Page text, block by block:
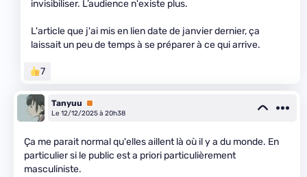
invisibiliser. L’audience n'existe plus.
L'article que j'ai mis en lien date de janvier dernier, ça
laissait un peu de temps à se préparer à ce qui arrive.
7
Tanyuu
Premium
Le 12/12/2025 à 20h38
Ça me parait normal qu'elles aillent là où il y a du monde. En
particulier si le public est a priori particulièrement
masculiniste.